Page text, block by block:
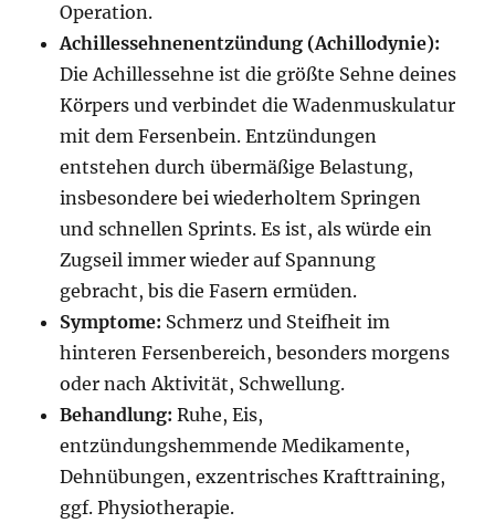
Operation.
Achillessehnenentzündung (Achillodynie):
Die Achillessehne ist die größte Sehne deines
Körpers und verbindet die Wadenmuskulatur
mit dem Fersenbein. Entzündungen
entstehen durch übermäßige Belastung,
insbesondere bei wiederholtem Springen
und schnellen Sprints. Es ist, als würde ein
Zugseil immer wieder auf Spannung
gebracht, bis die Fasern ermüden.
Symptome: Schmerz und Steifheit im
hinteren Fersenbereich, besonders morgens
oder nach Aktivität, Schwellung.
Behandlung: Ruhe, Eis,
entzündungshemmende Medikamente,
Dehnübungen, exzentrisches Krafttraining,
ggf. Physiotherapie.